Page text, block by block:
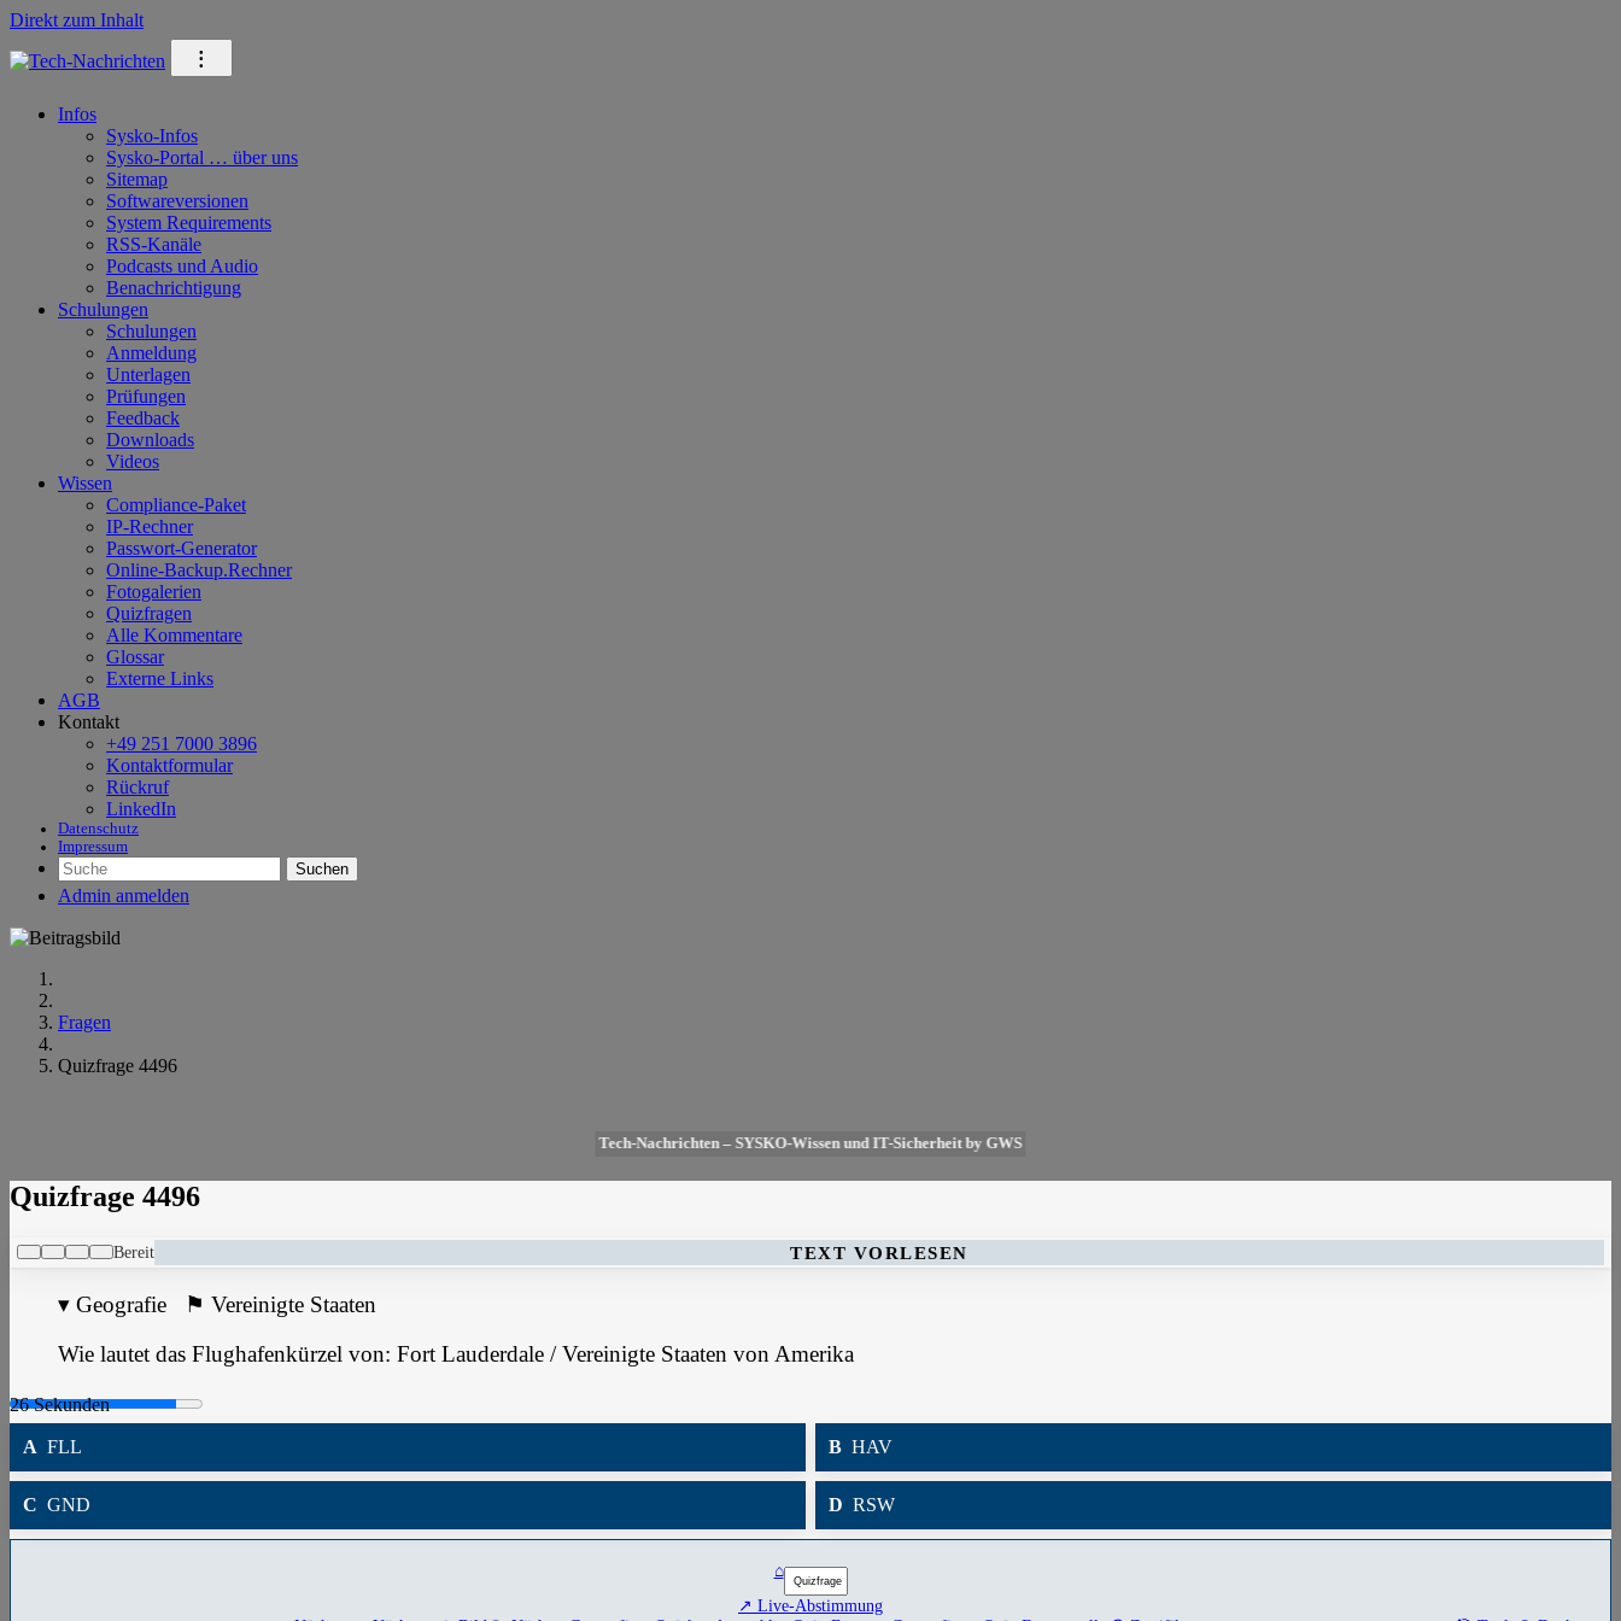
Direkt zum Inhalt
⁝
Infos
Sysko-Infos
Sysko-Portal … über uns
Sitemap
Softwareversionen
System Requirements
RSS-Kanäle
Podcasts und Audio
Benachrichtigung
Schulungen
Schulungen
Anmeldung
Unterlagen
Prüfungen
Feedback
Downloads
Videos
Wissen
Compliance-Paket
IP-Rechner
Passwort-Generator
Online-Backup.Rechner
Fotogalerien
Quizfragen
Alle Kommentare
Glossar
Externe Links
AGB
Kontakt
+49 251 7000 3896
Kontaktformular
Rückruf
LinkedIn
Datenschutz
Impressum
Suchen
Admin anmelden
Fragen
Quizfrage 4496
Tech-Nachrichten – SYSKO-Wissen und IT-Sicherheit by GWS
Quizfrage 4496
Bereit TEXT VORLESEN
▾ Geografie ⚑ Vereinigte Staaten
Wie lautet das Flughafenkürzel von: Fort Lauderdale / Vereinigte Staaten von Amerika
A FLL B HAV
C GND D RSW
⌂
↗ Live-Abstimmung